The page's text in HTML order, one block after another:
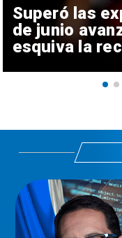
Superó las
de junio
esquiva la